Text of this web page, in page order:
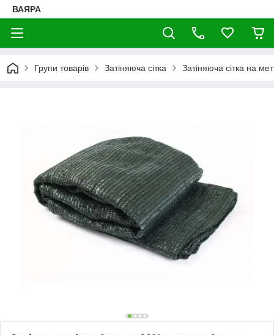
ВАЯРА
Групи товарів Затіняюча сітка Затіняюча сітка на